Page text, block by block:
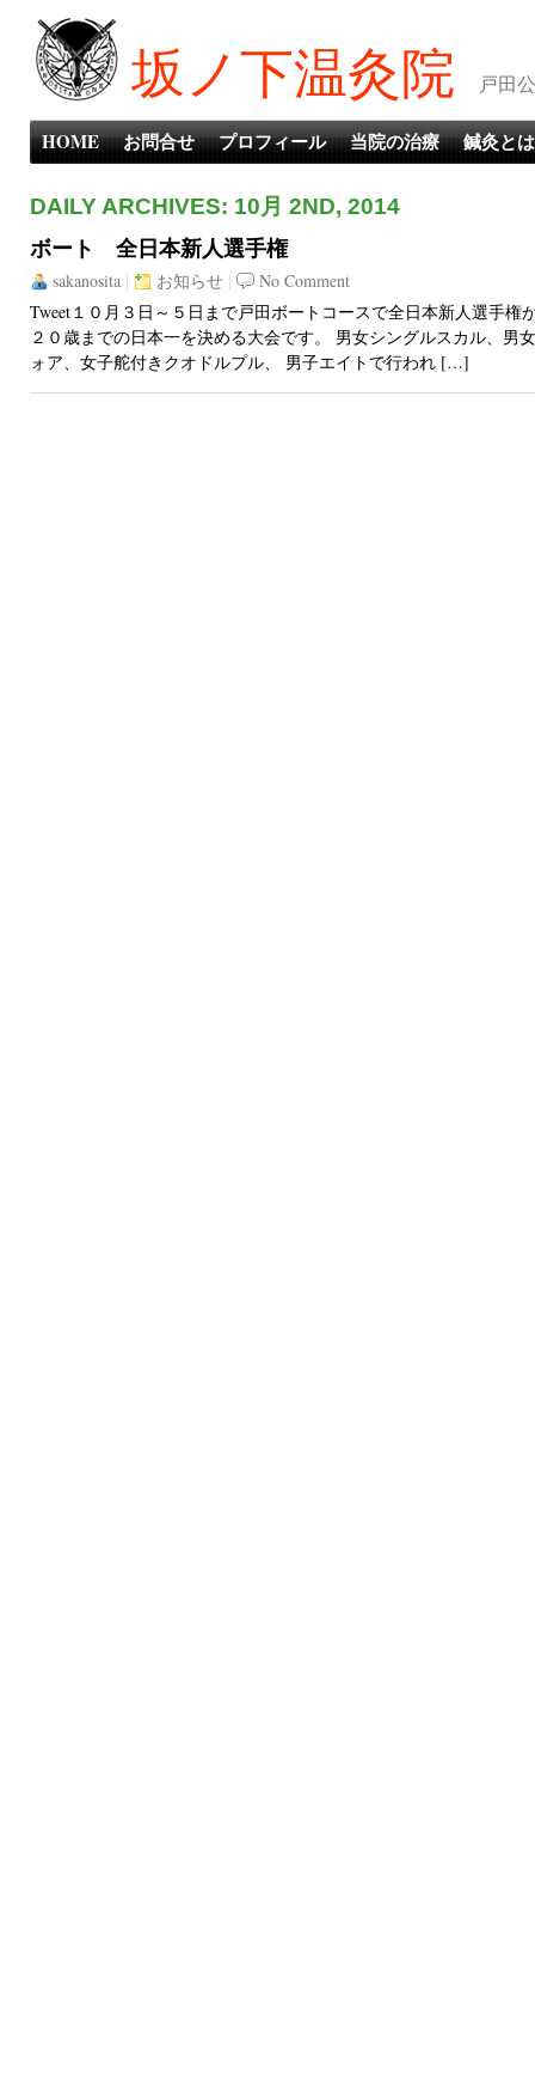
坂ノ下温灸院 戸田
HOME お問合せ プロフィール 当院の治療 鍼灸とは
DAILY ARCHIVES: 10月 2ND, 2014
ボート 全日本新人選手権
sakanosita | お知らせ |
No Comment
Tweet１０月３日～５日まで戸田ボートコースで全日本新人選手権
２０歳までの日本一を決める大会です。 男女シングルスカル、男
ォア、女子舵付きクオドルプル、 男子エイトで行われ […]